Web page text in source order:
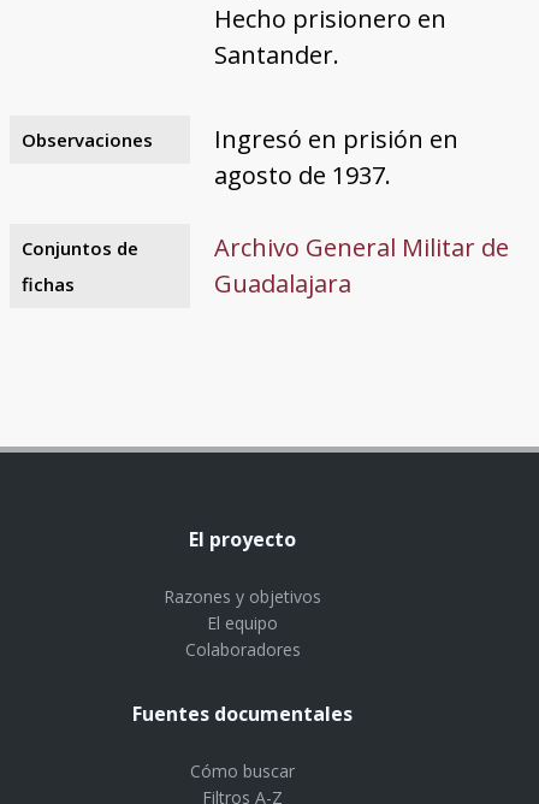
Hecho prisionero en
Santander.
Observaciones
Ingresó en prisión en
agosto de 1937.
Conjuntos de
fichas
Archivo General Militar de
Guadalajara
El proyecto
Razones y objetivos
El equipo
Colaboradores
Fuentes documentales
Cómo buscar
Filtros A-Z